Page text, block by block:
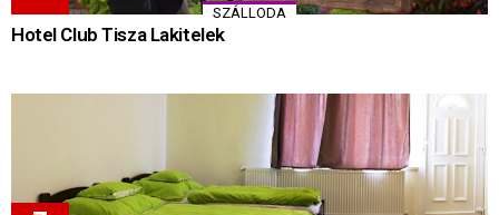
SZÁLLODA
Hotel Club Tisza Lakitelek